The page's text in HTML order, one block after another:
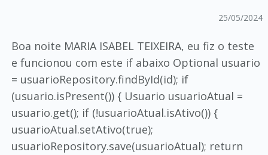
25/05/2024
Boa noite MARIA ISABEL TEIXEIRA, eu fiz o teste
e funcionou com este if abaixo Optional usuario
= usuarioRepository.findById(id); if
(usuario.isPresent()) { Usuario usuarioAtual =
usuario.get(); if (!usuarioAtual.isAtivo()) {
usuarioAtual.setAtivo(true);
usuarioRepository.save(usuarioAtual); return